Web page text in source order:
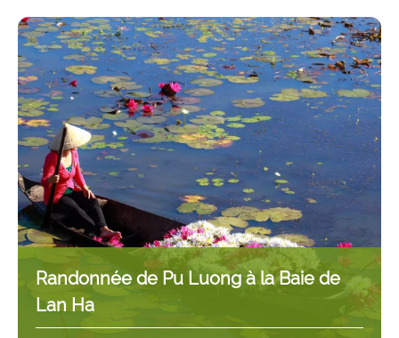
Randonnée de Pu Luong à la Baie de
Lan Ha